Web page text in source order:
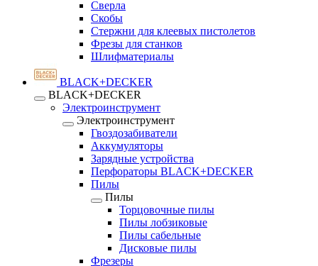
Сверла
Скобы
Стержни для клеевых пистолетов
Фрезы для станков
Шлифматериалы
BLACK+DECKER
BLACK+DECKER
Электроинструмент
Электроинструмент
Гвоздозабиватели
Аккумуляторы
Зарядные устройства
Перфораторы BLACK+DECKER
Пилы
Пилы
Торцовочные пилы
Пилы лобзиковые
Пилы сабельные
Дисковые пилы
Фрезеры